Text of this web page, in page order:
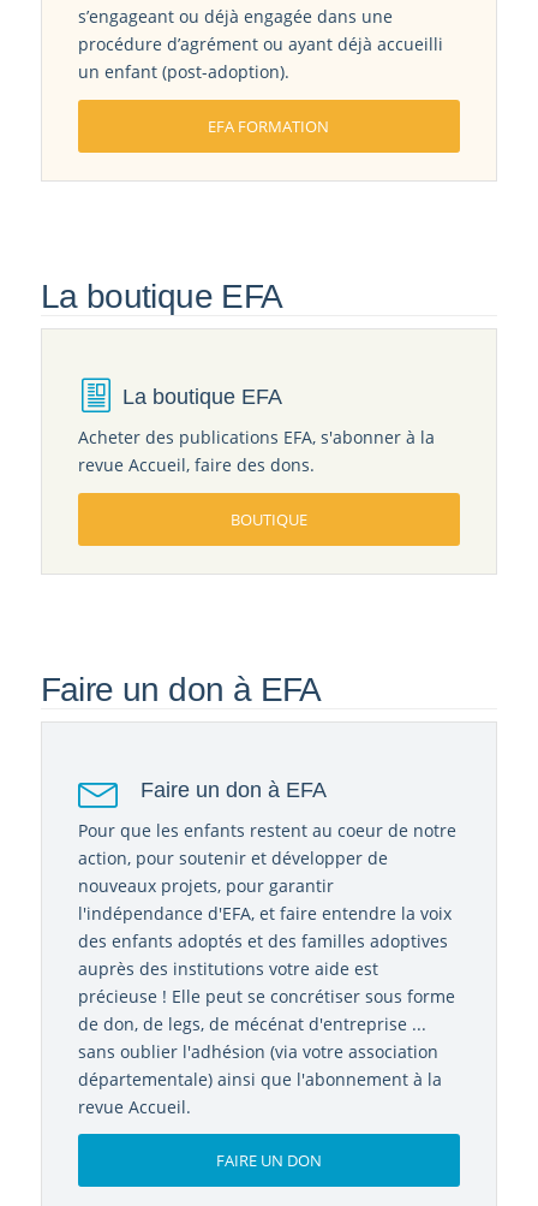
procédure d’agrément ou ayant déjà accueilli
un enfant (post-adoption).
EFA FORMATION
Acheter des publications EFA, s'abonner à la
revue Accueil, faire des dons.
BOUTIQUE
Pour que les enfants restent au coeur de notre
action, pour soutenir et développer de
nouveaux projets, pour garantir
l'indépendance d'EFA, et faire entendre la voix
des enfants adoptés et des familles adoptives
auprès des institutions votre aide est
précieuse ! Elle peut se concrétiser sous forme
de don, de legs, de mécénat d'entreprise ...
sans oublier l'adhésion (via votre association
départementale) ainsi que l'abonnement à la
revue Accueil.
FAIRE UN DON